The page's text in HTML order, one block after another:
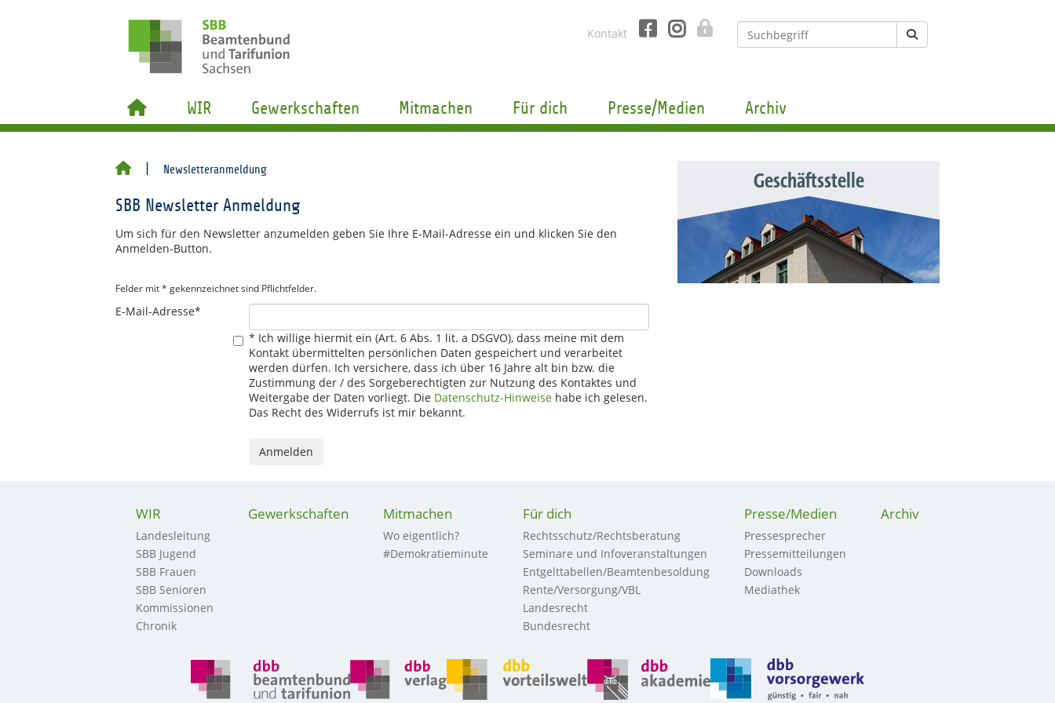
Kontakt
WIR Gewerkschaften Mitmachen Für dich Presse/Medien Archiv
Newsletteranmeldung
SBB Newsletter Anmeldung
Um sich für den Newsletter anzumelden geben Sie Ihre E-Mail-Adresse ein und klicken Sie den
Anmelden-Button.
Felder mit * gekennzeichnet sind Pflichtfelder.
E-Mail-Adresse*
* Ich willige hiermit ein (Art. 6 Abs. 1 lit. a DSGVO), dass meine mit dem
Kontakt übermittelten persönlichen Daten gespeichert und verarbeitet
werden dürfen. Ich versichere, dass ich über 16 Jahre alt bin bzw. die
Zustimmung der / des Sorgeberechtigten zur Nutzung des Kontaktes und
Weitergabe der Daten vorliegt. Die Datenschutz-Hinweise habe ich gelesen.
Das Recht des Widerrufs ist mir bekannt.
Geschäftsstelle
WIR
Landesleitung
SBB Jugend
SBB Frauen
SBB Senioren
Kommissionen
Chronik
Gewerkschaften Mitmachen
Wo eigentlich?
#Demokratieminute
Für dich
Rechtsschutz/Rechtsberatung
Seminare und Infoveranstaltungen
Entgelttabellen/Beamtenbesoldung
Rente/Versorgung/VBL
Landesrecht
Bundesrecht
Presse/Medien
Pressesprecher
Pressemitteilungen
Downloads
Mediathek
Archiv